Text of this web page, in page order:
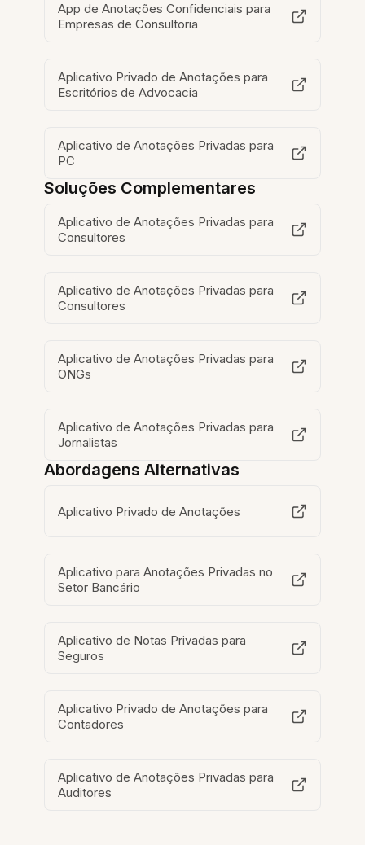
App de Anotações Confidenciais para
Empresas de Consultoria
Aplicativo Privado de Anotações para
Escritórios de Advocacia
Aplicativo de Anotações Privadas para
PC
Soluções Complementares
Aplicativo de Anotações Privadas para
Consultores
Aplicativo de Anotações Privadas para
Consultores
Aplicativo de Anotações Privadas para
ONGs
Aplicativo de Anotações Privadas para
Jornalistas
Abordagens Alternativas
Aplicativo Privado de Anotações
Aplicativo para Anotações Privadas no
Setor Bancário
Aplicativo de Notas Privadas para
Seguros
Aplicativo Privado de Anotações para
Contadores
Aplicativo de Anotações Privadas para
Auditores